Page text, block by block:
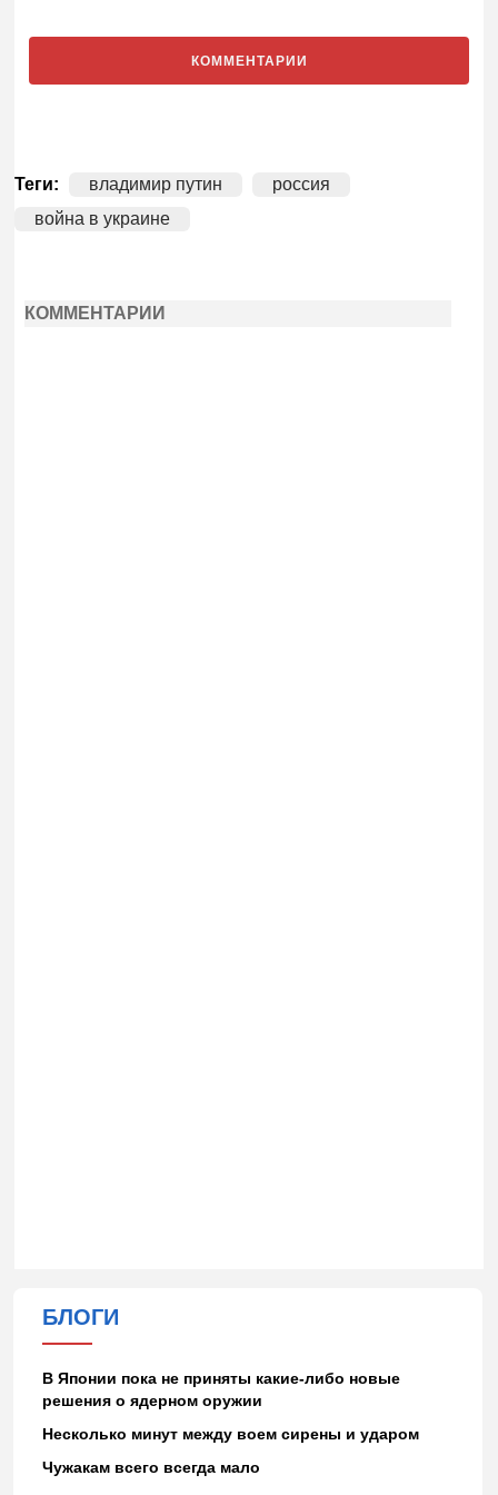
КОММЕНТАРИИ
Теги: владимир путин
россия
война в украине
КОММЕНТАРИИ
БЛОГИ
В Японии пока не приняты какие-либо новые
решения о ядерном оружии
Несколько минут между воем сирены и ударом
Чужакам всего всегда мало